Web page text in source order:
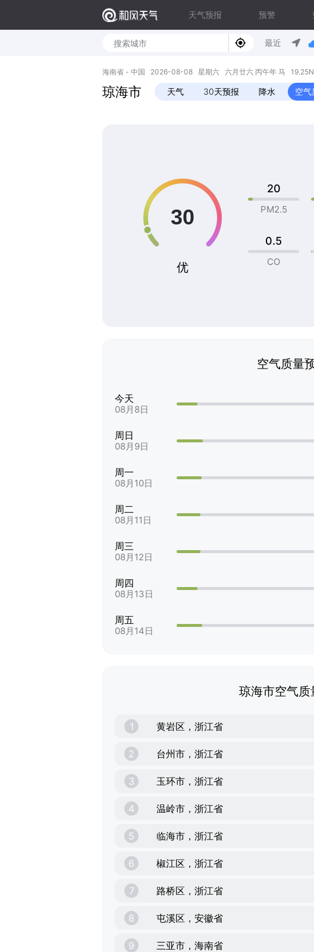
天气预报 预警
最近
海南省 - 中国 2026-08-08 星期六 六月廿六 丙午年 马
琼海市 天气 30天预报 降水 空气
优
20
PM2.5
0.5
CO
空气质量
今天
08月8日
周日
08月9日
周一
08月10日
周二
08月11日
周三
08月12日
周四
08月13日
周五
08月14日
琼海市空气质
1 黄岩区，浙江省
2 台州市，浙江省
3 玉环市，浙江省
4 温岭市，浙江省
5 临海市，浙江省
6 椒江区，浙江省
7 路桥区，浙江省
8 屯溪区，安徽省
9 三亚市，海南省